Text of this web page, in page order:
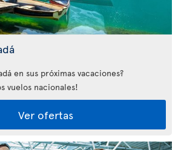
en sus próximas vacaciones?
vuelos nacionales!
Ver ofertas